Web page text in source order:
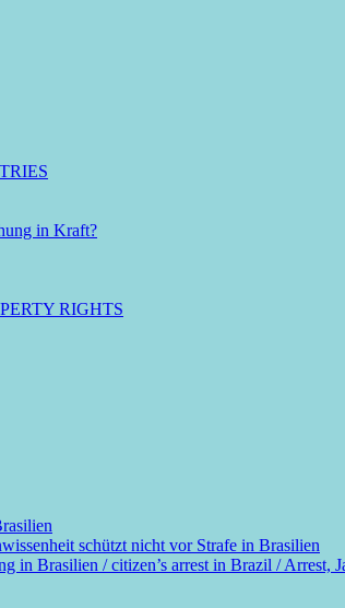
in Kraft?
RIGHTS
schützt nicht vor Strafe in Brasilien
in Brasilien / citizen’s arrest in Brazil / Arrest,